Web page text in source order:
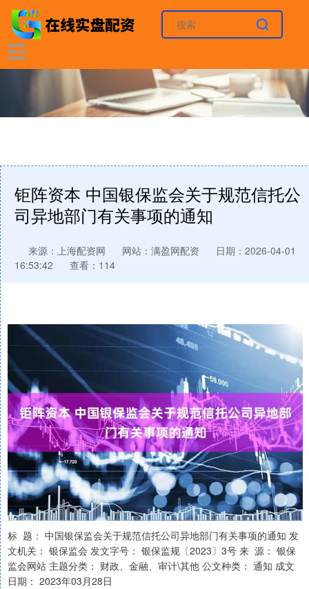
钜阵资本 中国银保监会关于规范信托公
司异地部门有关事项的通知
来源：上海配资网 网站：满盈网配资
日期：2026-04-01
16:53:42
查看：114
标 题： 中国银保监会关于规范信托公司异地部门有关事项的通知 发
文机关： 银保监会 发文字号： 银保监规〔2023〕3号 来 源： 银保
监会网站 主题分类： 财政、金融、审计\其他 公文种类： 通知 成文
日期： 2023年03月28日